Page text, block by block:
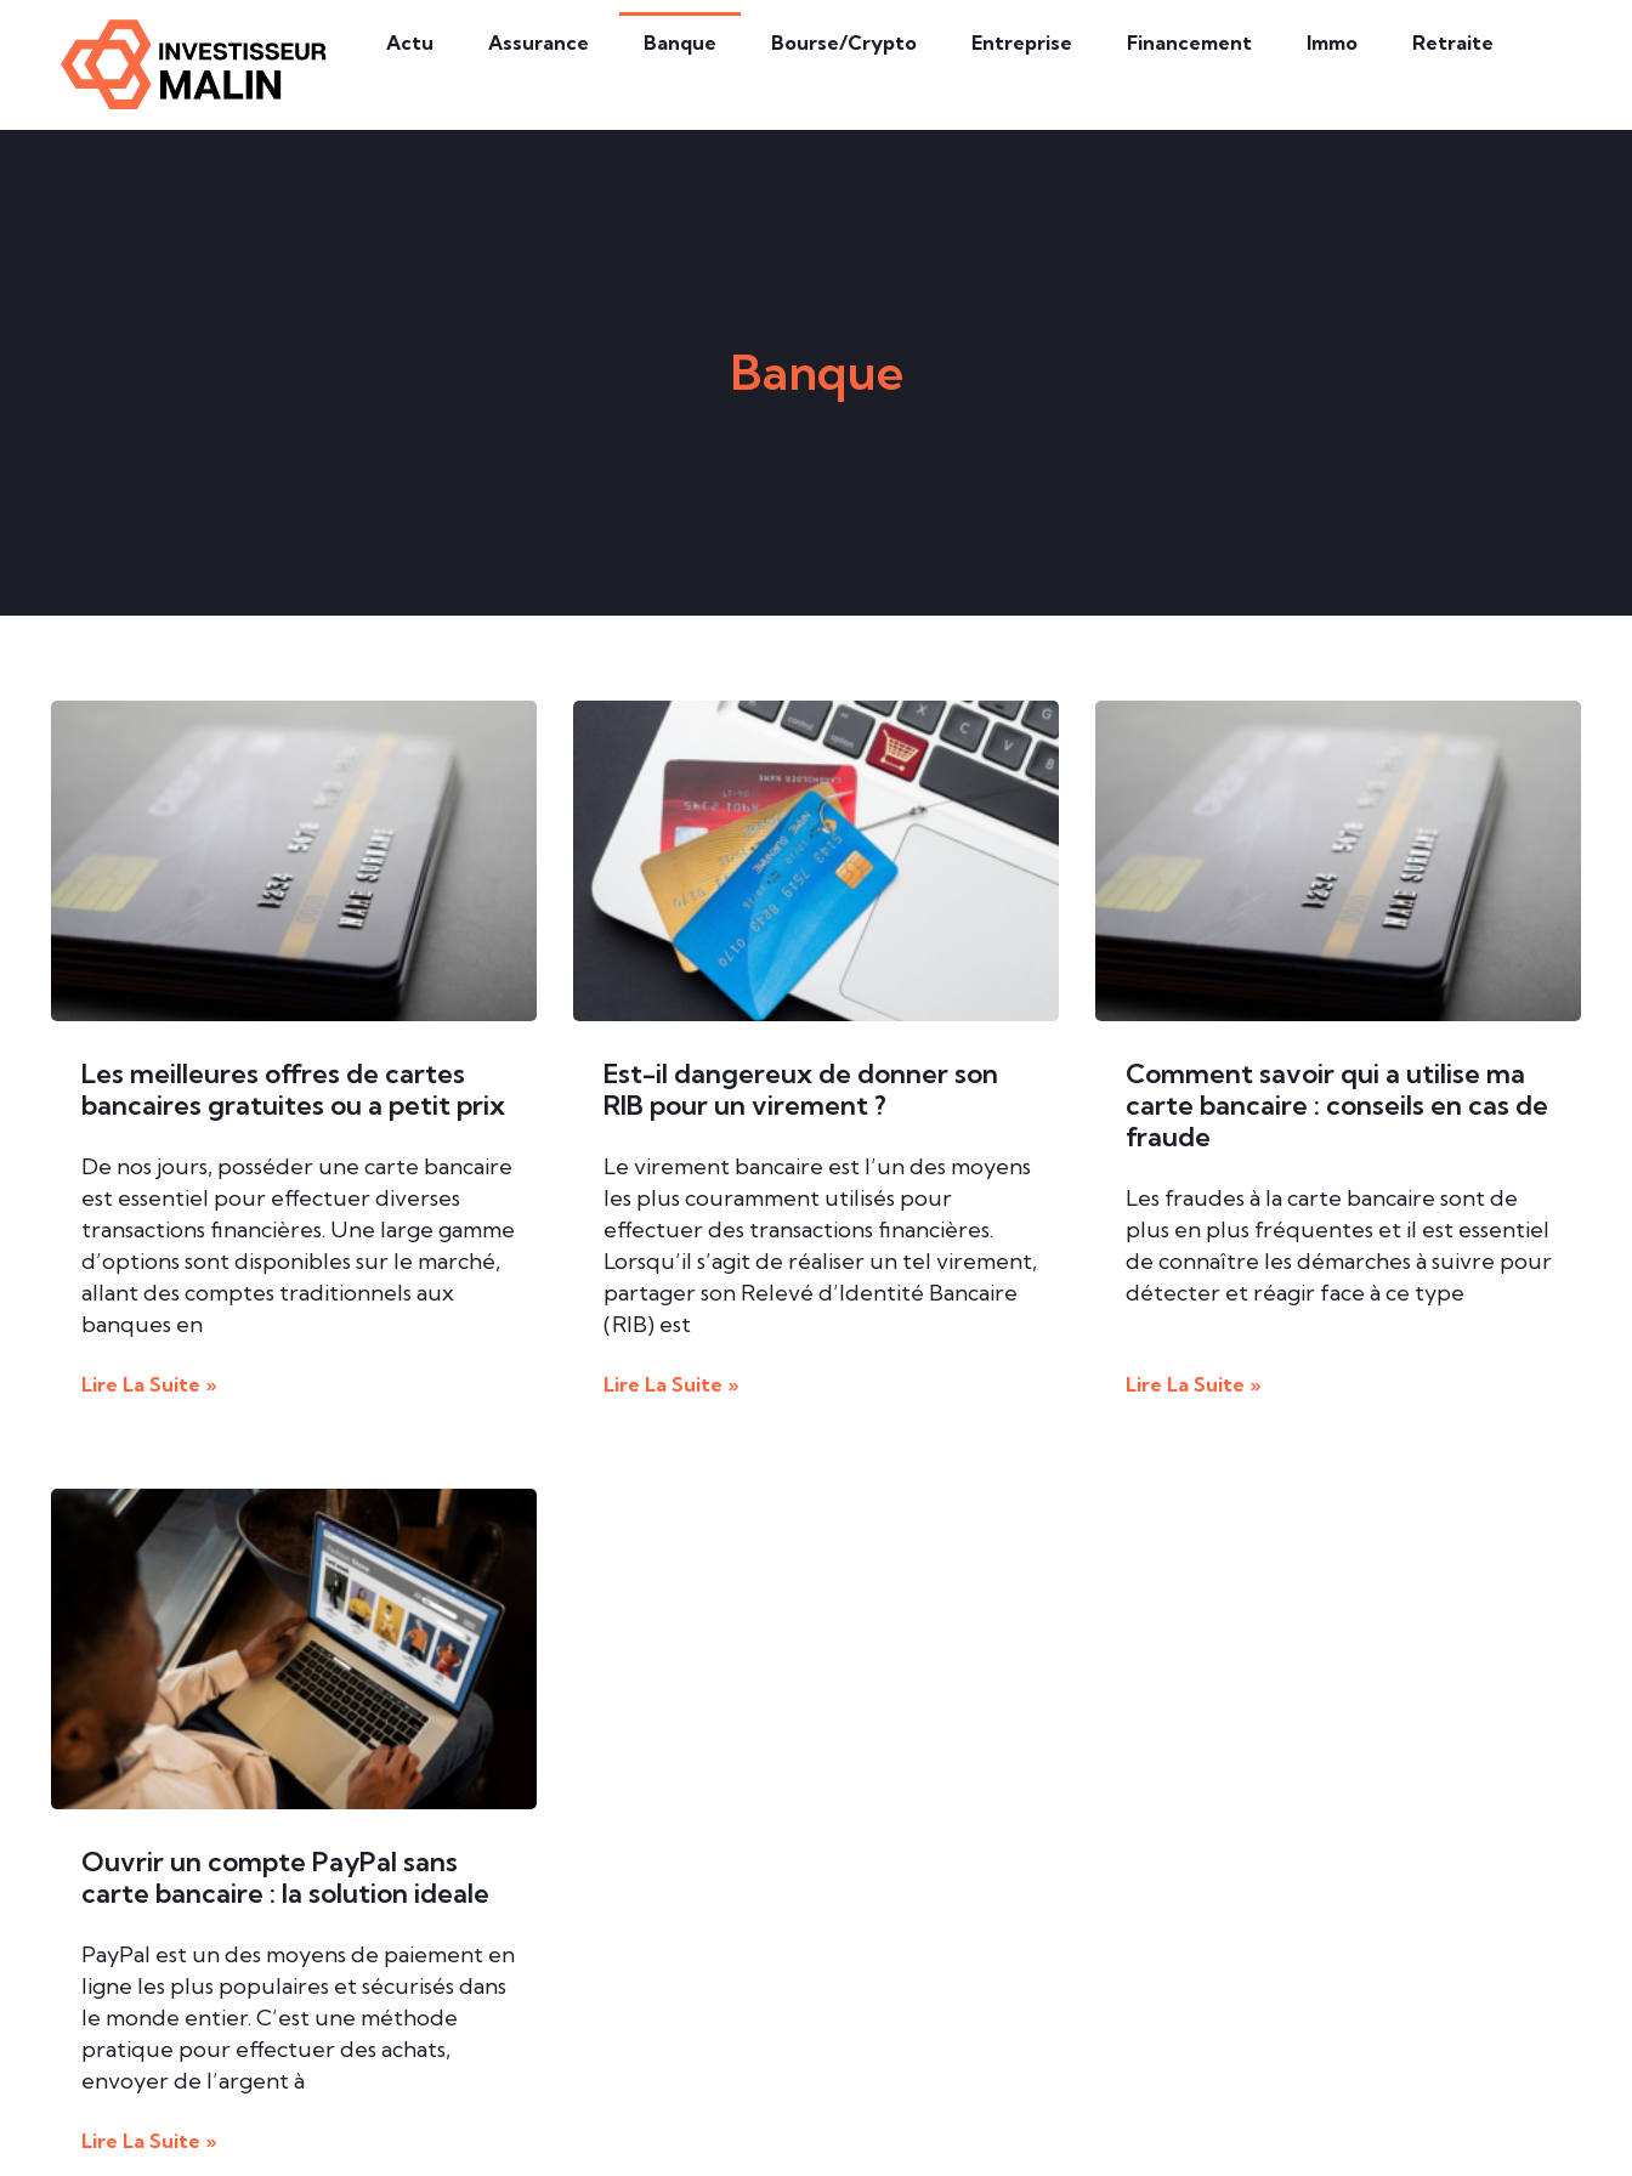
Actu Assurance Banque Bourse/Crypto Entreprise Financement Immo Retraite
Banque
Les meilleures offres de cartes
bancaires gratuites ou a petit prix
De nos jours, posséder une carte bancaire
est essentiel pour effectuer diverses
transactions financières. Une large gamme
d’options sont disponibles sur le marché,
allant des comptes traditionnels aux
banques en
Lire La Suite »
Est-il dangereux de donner son
RIB pour un virement ?
Le virement bancaire est l’un des moyens
les plus couramment utilisés pour
effectuer des transactions financières.
Lorsqu’il s’agit de réaliser un tel virement,
partager son Relevé d’Identité Bancaire
(RIB) est
Lire La Suite »
Comment savoir qui a utilise ma
carte bancaire : conseils en cas de
fraude
Les fraudes à la carte bancaire sont de
plus en plus fréquentes et il est essentiel
de connaître les démarches à suivre pour
détecter et réagir face à ce type
Lire La Suite »
Ouvrir un compte PayPal sans
carte bancaire : la solution ideale
PayPal est un des moyens de paiement en
ligne les plus populaires et sécurisés dans
le monde entier. C’est une méthode
pratique pour effectuer des achats,
envoyer de l’argent à
Lire La Suite »